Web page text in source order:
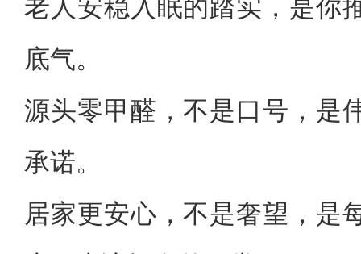
老人安稳入眠的踏实，是你
底气。
源头零甲醛，不是口号，是
承诺。
居家更安心，不是奢望，是